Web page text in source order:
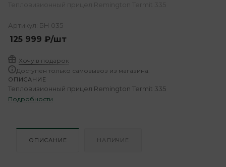
Артикул: БН 035
125 999 ₽/шт
Хочу в подарок
Доступен только самовывоз из магазина.
ОПИСАНИЕ
Тепловизионный прицел Remington Termit 335
Подробности
ОПИСАНИЕ НАЛИЧИЕ